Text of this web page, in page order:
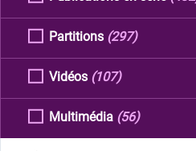
Partitions (297)
Vidéos (107)
Multimédia (56)